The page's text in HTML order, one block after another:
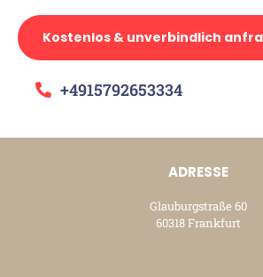
Kostenlos & unverbindlich
+4915792653334
ADRESSE
Glauburgstraße 60
60318 Frankfurt